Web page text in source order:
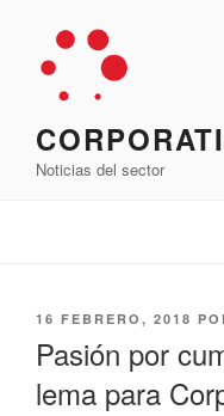
contenido
Noticias del sector
PUBLICADO
16 FEBRERO, 2018
Pasión por
lema para